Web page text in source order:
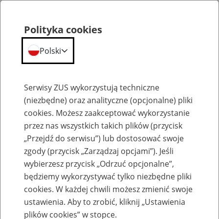
Szkolenia
Zaproś ZUS do siebie: Aktywni 50+
Polityka cookies
Polski
Serwisy ZUS wykorzystują techniczne
(niezbędne) oraz analityczne (opcjonalne) pliki
cookies. Możesz zaakceptować wykorzystanie
przez nas wszystkich takich plików (przycisk
„Przejdź do serwisu”) lub dostosować swoje
zgody (przycisk „Zarządzaj opcjami”). Jeśli
wybierzesz przycisk „Odrzuć opcjonalne”,
będziemy wykorzystywać tylko niezbędne pliki
cookies. W każdej chwili możesz zmienić swoje
ustawienia. Aby to zrobić, kliknij „Ustawienia
plików cookies” w stopce.